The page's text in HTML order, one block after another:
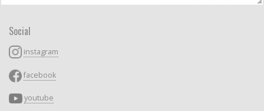
Social
instagram
facebook
youtube